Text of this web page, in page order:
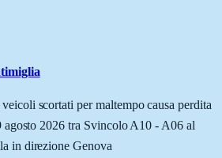
scortati per maltempo causa perdita
agosto 2026 tra Svincolo A10 - A06 al
in direzione Genova